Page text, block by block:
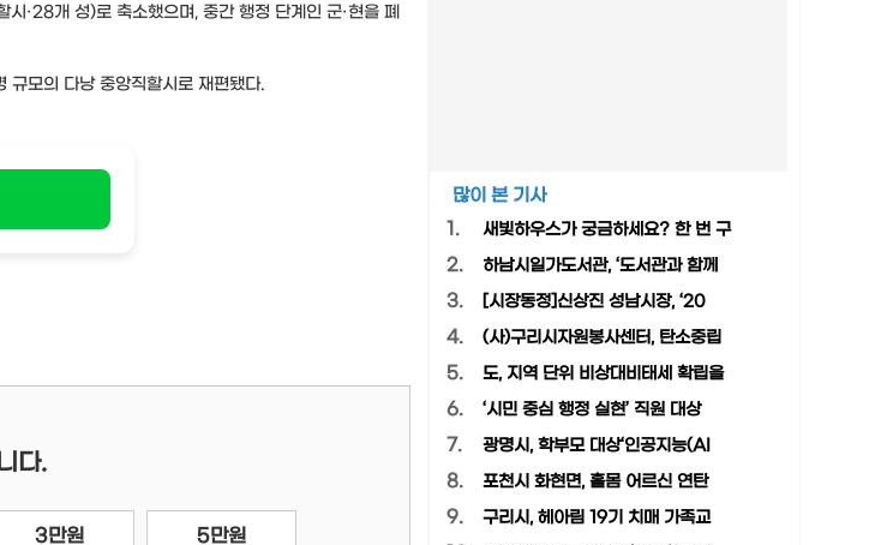
·28개 성)로 축소했으며, 중간 행정 단계인 군·현을 폐
모의 다낭 중앙직할시로 재편됐다.
다.
3만원 5만원
많이 본 기사
1.
새빛하우스가 궁금하세요? 한 번 구
2. 하남시일가도서관, ‘도서관과 함께
3. [시장동정]신상진 성남시장, ‘20
4. (사)구리시자원봉사센터, 탄소중립
5. 도, 지역 단위 비상대비태세 확립을
6. ‘시민 중심 행정 실현’ 직원 대상
7. 광명시, 학부모 대상‘인공지능(AI
8. 포천시 화현면, 홀몸 어르신 연탄
9. 구리시, 헤아림 19기 치매 가족교